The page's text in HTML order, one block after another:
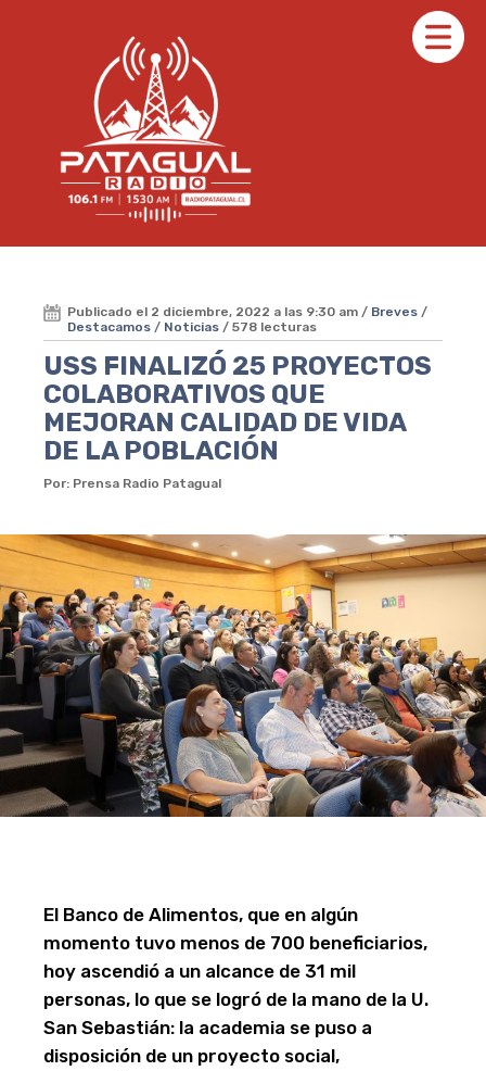
Publicado el 2 diciembre, 2022 a las 9:30 am / Breves /
Destacamos / Noticias / 578 lecturas
USS FINALIZÓ 25 PROYECTOS
COLABORATIVOS QUE
MEJORAN CALIDAD DE VIDA
DE LA POBLACIÓN
Por: Prensa Radio Patagual
El Banco de Alimentos, que en algún
momento tuvo menos de 700 beneficiarios,
hoy ascendió a un alcance de 31 mil
personas, lo que se logró de la mano de la U.
San Sebastián: la academia se puso a
disposición de un proyecto social,